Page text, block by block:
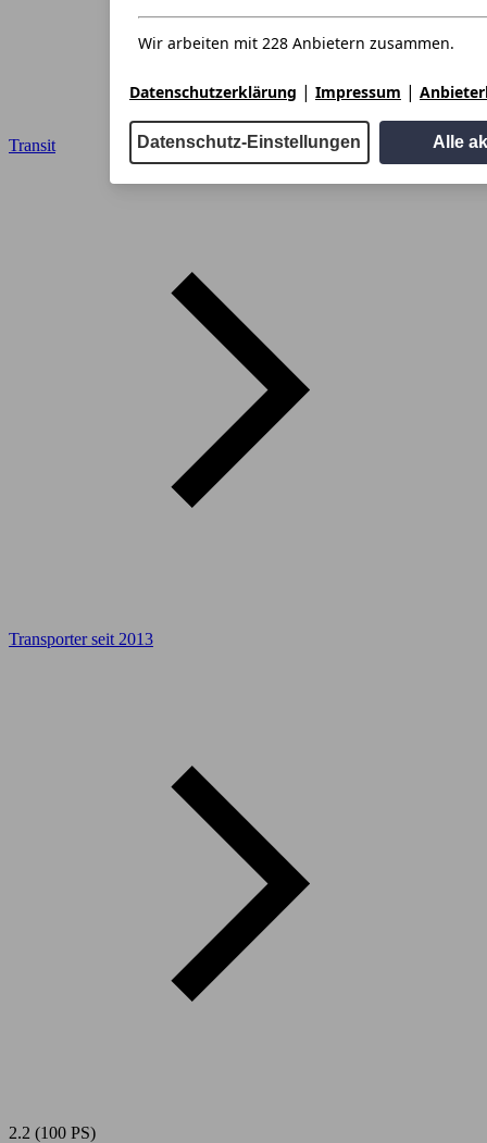
Wir arbeiten mit 228 Anbietern zusammen.
Datenschutzerklärung | Impressum |
Datenschutz-Einstellungen Alle
Transit
Transporter seit 2013
2.2 (100 PS)